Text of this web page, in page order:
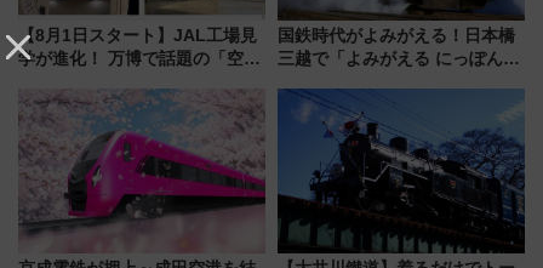
【8月1日スタート】JAL工場見
学が進化！ 万博で話題の「空飛
限定の歴代制服仮想試着体験も
レポート
国鉄時代がよみがえる！日本橋
三越で「よみがえる にっぽんの
敬の名作写真も、駅弁フェスも
同時開催！